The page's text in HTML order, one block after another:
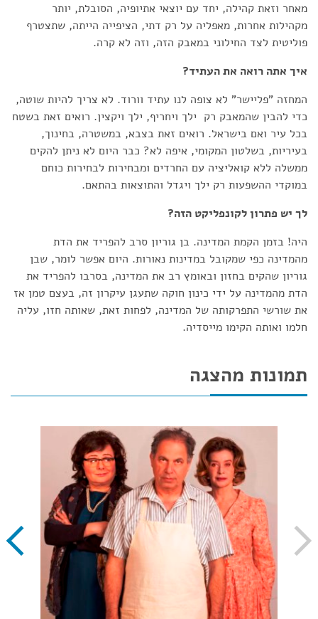
מאחר וזאת קהילה, יחד עם יוצאי אתיופיה, הסובלת, יותר
מקהילות אחרות, מאפליה על רק דתי, הציפייה הייתה, שתצטרף
פוליטית לצד החילוני במאבק הזה, וזה לא קרה.
איך אתה רואה את העתיד?
המחזה "פליישר" לא צופה לנו עתיד וורוד. לא צריך להיות שוטה,
כדי להבין שהמאבק רק ילך ויחריף, ילך ויקצין. רואים זאת בשטח
בכל עיר ואם בישראל. רואים זאת בצבא, במשטרה, בחינוך,
בעיריות, בשלטון המקומי, איפה לא? כבר היום לא ניתן להקים
ממשלה ללא קואליציה עם החרדים ומבחירות לבחירות כוחם
במוקדי ההשפעות רק ילך ויגדל והתוצאות בהתאם.
לך יש פתרון לקונפליקט הזה?
היה! בזמן הקמת המדינה. בן גוריון סרב להפריד את הדת
מהמדינה כפי שמקובל במדינות נאורות. היום אפשר לומר, שבן
גוריון שהקים בחזון ובאומץ רב את המדינה, בסרבו להפריד את
הדת מהמדינה על ידי כינון חוקה שתעגן עיקרון זה, בעצם טמן אז
את שורשי התפרקותה של המדינה, לפחות זאת, שאותה חזו, עליה
חלמו ואותה הקימו מייסדיה.
תמונות מהצגה